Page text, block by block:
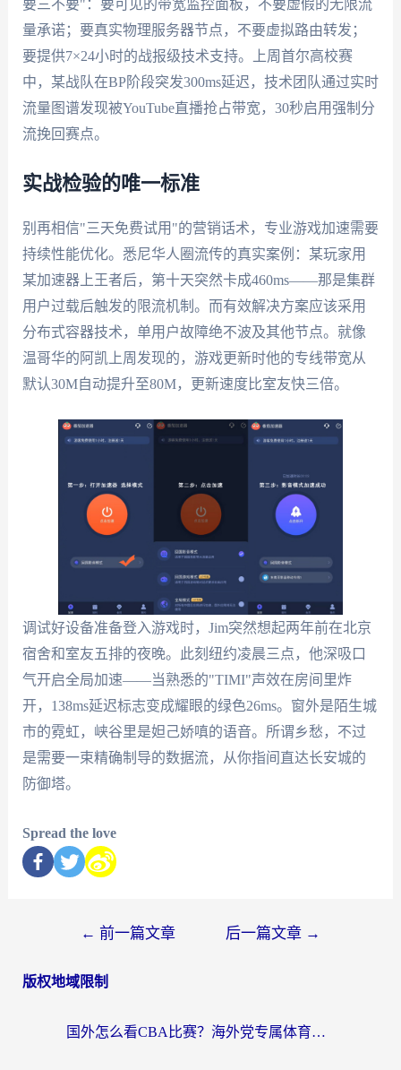
要三不要"：要可见的带宽监控面板，不要虚假的无限流
量承诺；要真实物理服务器节点，不要虚拟路由转发；
要提供7×24小时的战报级技术支持。上周首尔高校赛
中，某战队在BP阶段突发300ms延迟，技术团队通过实时
流量图谱发现被YouTube直播抢占带宽，30秒启用强制分
流挽回赛点。
实战检验的唯一标准
别再相信"三天免费试用"的营销话术，专业游戏加速需要
持续性能优化。悉尼华人圈流传的真实案例：某玩家用
某加速器上王者后，第十天突然卡成460ms——那是集群
用户过载后触发的限流机制。而有效解决方案应该采用
分布式容器技术，单用户故障绝不波及其他节点。就像
温哥华的阿凯上周发现的，游戏更新时他的专线带宽从
默认30M自动提升至80M，更新速度比室友快三倍。
调试好设备准备登入游戏时，Jim突然想起两年前在北京
宿舍和室友五排的夜晚。此刻纽约凌晨三点，他深吸口
气开启全局加速——当熟悉的"TIMI"声效在房间里炸
开，138ms延迟标志变成耀眼的绿色26ms。窗外是陌生城
市的霓虹，峡谷里是妲己娇嗔的语音。所谓乡愁，不过
是需要一束精确制导的数据流，从你指间直达长安城的
防御塔。
Spread the love
← 前一篇文章 后一篇文章 →
版权地域限制
国外怎么看CBA比赛？海外党专属体育直播指南，告别地区限制看球自由